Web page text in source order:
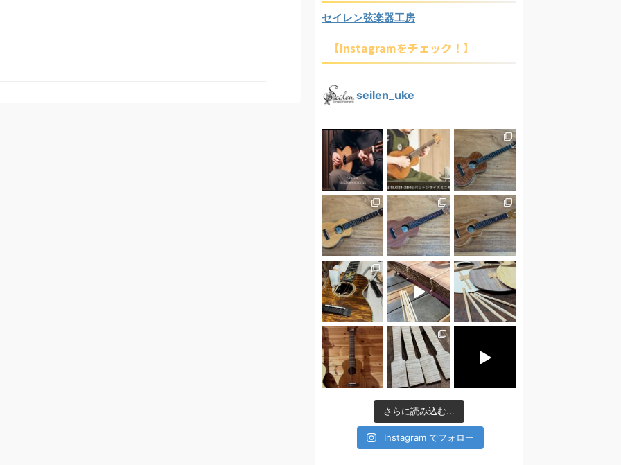
セイレン弦楽器工房
【Instagramをチェック！】
seilen_uke
さらに読み込む...
Instagram でフォロー